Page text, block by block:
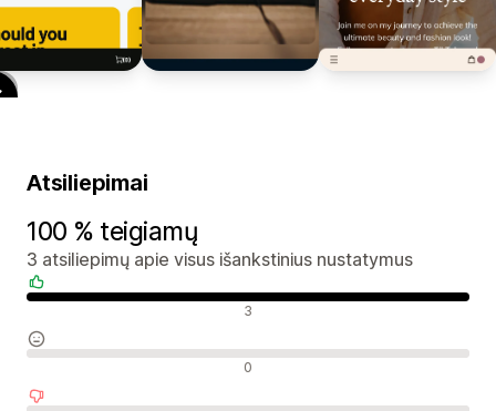
Atsiliepimai
100 % teigiamų
3 atsiliepimų apie visus išankstinius nustatymus
3
0